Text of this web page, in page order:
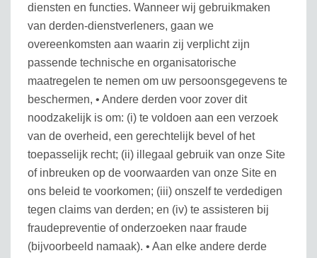
diensten en functies. Wanneer wij gebruikmaken
van derden-dienstverleners, gaan we
overeenkomsten aan waarin zij verplicht zijn
passende technische en organisatorische
maatregelen te nemen om uw persoonsgegevens te
beschermen, • Andere derden voor zover dit
noodzakelijk is om: (i) te voldoen aan een verzoek
van de overheid, een gerechtelijk bevel of het
toepasselijk recht; (ii) illegaal gebruik van onze Site
of inbreuken op de voorwaarden van onze Site en
ons beleid te voorkomen; (iii) onszelf te verdedigen
tegen claims van derden; en (iv) te assisteren bij
fraudepreventie of onderzoeken naar fraude
(bijvoorbeeld namaak). • Aan elke andere derde